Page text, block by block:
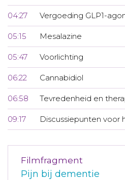
04:27 Vergoeding GLP1-
05:15 Mesalazine
05:47 Voorlichting
06:22 Cannabidiol
06:58 Tevredenheid en
09:17 Discussiepunten voor
Filmfragment
Pijn bij dementie